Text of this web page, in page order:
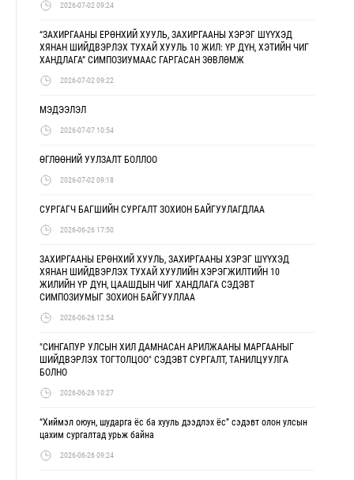
2026-07-02 09:24
“ЗАХИРГААНЫ ЕРӨНХИЙ ХУУЛЬ, ЗАХИРГААНЫ ХЭРЭГ ШҮҮХЭД
ХЯНАН ШИЙДВЭРЛЭХ ТУХАЙ ХУУЛЬ 10 ЖИЛ: ҮР ДҮН, ХЭТИЙН ЧИГ
ХАНДЛАГА” СИМПОЗИУМААС ГАРГАСАН ЗӨВЛӨМЖ
2026-07-02 09:22
МЭДЭЭЛЭЛ
2026-07-07 10:54
ӨГЛӨӨНИЙ УУЛЗАЛТ БОЛЛОО
2026-07-02 09:18
СУРГАГЧ БАГШИЙН СУРГАЛТ ЗОХИОН БАЙГУУЛАГДЛАА
2026-06-26 17:50
ЗАХИРГААНЫ ЕРӨНХИЙ ХУУЛЬ, ЗАХИРГААНЫ ХЭРЭГ ШҮҮХЭД
ХЯНАН ШИЙДВЭРЛЭХ ТУХАЙ ХУУЛИЙН ХЭРЭГЖИЛТИЙН 10
ЖИЛИЙН ҮР ДҮН, ЦААШДЫН ЧИГ ХАНДЛАГА СЭДЭВТ
СИМПОЗИУМЫГ ЗОХИОН БАЙГУУЛЛАА
2026-06-26 12:54
"СИНГАПУР УЛСЫН ХИЛ ДАМНАСАН АРИЛЖААНЫ МАРГААНЫГ
ШИЙДВЭРЛЭХ ТОГТОЛЦОО" СЭДЭВТ СУРГАЛТ, ТАНИЛЦУУЛГА
БОЛНО
2026-06-26 10:27
“Хиймэл оюун, шударга ёс ба хууль дээдлэх ёс” сэдэвт олон улсын
цахим сургалтад урьж байна
2026-06-26 09:24